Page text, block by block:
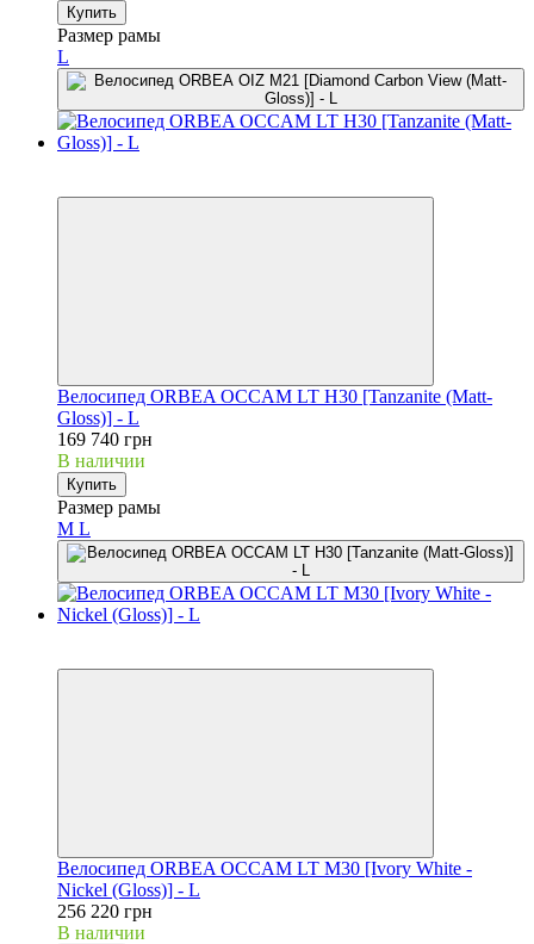
Купить
Размер рамы
L
Велосипед ORBEA OCCAM LT H30 [Tanzanite (Matt-
Gloss)] - L
169 740 грн
В наличии
Купить
Размер рамы
M L
Велосипед ORBEA OCCAM LT M30 [Ivory White -
Nickel (Gloss)] - L
256 220 грн
В наличии